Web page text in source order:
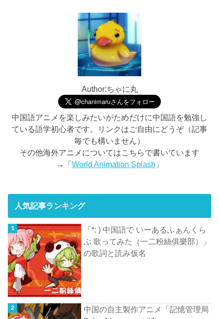
Author:ちゃに丸
中国語アニメを楽しみたいがためだけに中国語を勉強し
ている語学初心者です。リンクはご自由にどうぞ（記事
毎でも構いません）
その他海外アニメについてはこちらで書いています
→「World Animation Splash 」
人気記事ランキング
「*: ) 中国語で いーあるふぁんくら
ぶ 歌ってみた（一二粉絲俱樂部）」
の歌詞と読み仮名
中国の自主製作アニメ「記憶管理局